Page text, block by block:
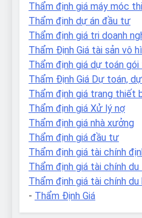
Thẩm định giá máy móc
Thẩm định dự án đầu tư
Thẩm định giá tri doanh
Thẩm Định Giá tài sản vô
Thẩm định giá dự toán gói
Thẩm Định Giá Dự toán,
Thẩm định giá trang thiết
Thẩm định giá Xử lý nợ
Thẩm định giá nhà xưởng
Thẩm định giá đầu tư
Thẩm định giá tài chính
Thẩm định giá tài chính du
Thẩm định giá tài chính du
- Thẩm Định Giá